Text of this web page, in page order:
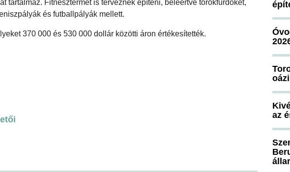
tartalmaz. Fitnesztermet is terveznek építeni, beleértve török​​fürdőket,
és futballpályák mellett.
370 000 és 530 000 dollár közötti áron értékesítették.
az